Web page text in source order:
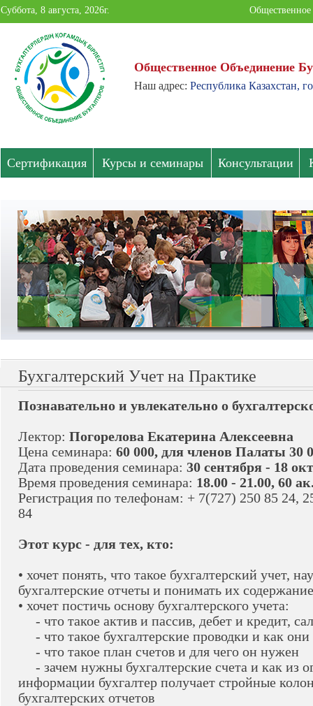
Суббота, 8 августа, 2026г. Общественное
Павлодарской
области
Общественное Объединение
Наш адрес: Республика Казахстан,
Сертификация Курсы и семинары Консультации
Бухгалтерский Учет на Практике
Познавательно и увлекательно о
Лектор: Погорелова Екатерина Алексеевна
Цена семинара: 60 000, для членов Палаты 30
Дата проведения семинара: 30 сентября - 18
Время проведения семинара: 18.00 - 21.00, 60
Регистрация по телефонам: + 7(727) 250 85 24,
84
Этот курс - для тех, кто:
• хочет понять, что такое бухгалтерский учет,
бухгалтерские отчеты и понимать их содержание
• хочет постичь основу бухгалтерского учета:
- что такое актив и пассив, дебет и кредит,
- что такое бухгалтерские проводки и как они
- что такое план счетов и для чего он нужен
- зачем нужны бухгалтерские счета и как из
информации бухгалтер получает стройные
бухгалтерских отчетов